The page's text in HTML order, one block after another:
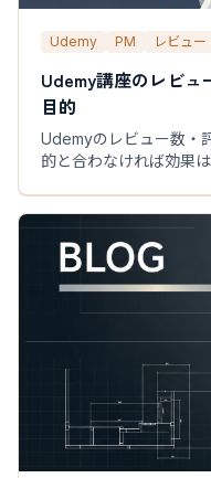
Udemy PM レビュー
Udemy講座のレビ
目的
Udemyのレビュー数・
的と合わなければ効果